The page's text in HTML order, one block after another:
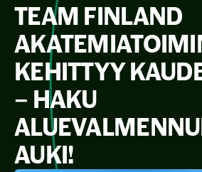
TEAM FINLAND
KEHITTYY
– HAKU
AUKI!